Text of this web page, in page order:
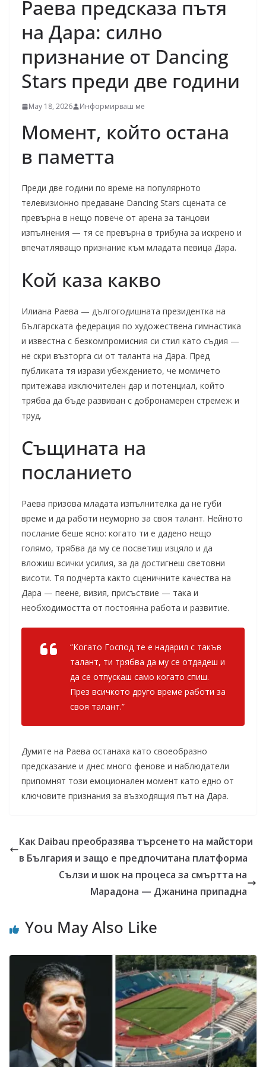
Раева предсказа пътя
на Дара: силно
признание от Dancing
Stars преди две години
May 18, 2026 Информирваш ме
Момент, който остана
в паметта
Преди две години по време на популярното
телевизионно предаване Dancing Stars сцената се
превърна в нещо повече от арена за танцови
изпълнения — тя се превърна в трибуна за искрено и
впечатляващо признание към младата певица Дара.
Кой каза какво
Илиана Раева — дългогодишната президентка на
Българската федерация по художествена гимнастика
и известна с безкомпромисния си стил като съдия —
не скри възторга си от таланта на Дара. Пред
публиката тя изрази убеждението, че момичето
притежава изключителен дар и потенциал, който
трябва да бъде развиван с добронамерен стремеж и
труд.
Същината на
посланието
Раева призова младата изпълнителка да не губи
време и да работи неуморно за своя талант. Нейното
послание беше ясно: когато ти е дадено нещо
голямо, трябва да му се посветиш изцяло и да
вложиш всички усилия, за да достигнеш световни
висоти. Тя подчерта както сценичните качества на
Дара — пеене, визия, присъствие — така и
необходимостта от постоянна работа и развитие.
“Когато Господ те е надарил с такъв
талант, ти трябва да му се отдадеш и
да се отпускаш само когато спиш.
През всичкото друго време работи за
своя талант.”
Думите на Раева останаха като своеобразно
предсказание и днес много фенове и наблюдатели
припомнят този емоционален момент като едно от
ключовите признания за възходящия път на Дара.
Как Daibau преобразява търсенето на майстори
в България и защо е предпочитана платформа
Сълзи и шок на процеса за смъртта на
Марадона — Джанина припадна
You May Also Like